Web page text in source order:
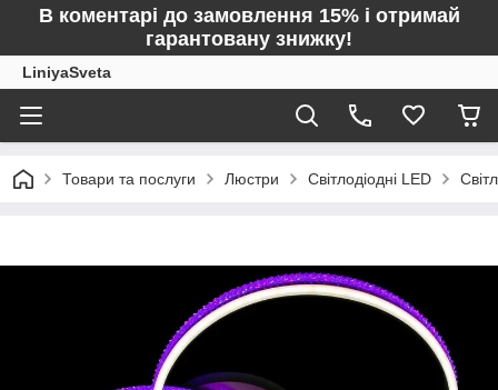
В коментарі до замовлення 15% і отримай
гарантовану знижку!
LiniyaSveta
Товари та послуги Люстри Світлодіодні LED